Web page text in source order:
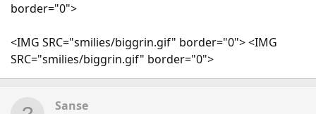
border="0">
<IMG SRC="smilies/biggrin.gif" border="0"> <IMG
SRC="smilies/biggrin.gif" border="0">
Sanse